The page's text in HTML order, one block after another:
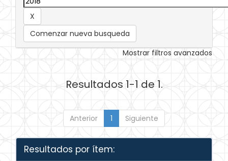
Comenzar nueva busqueda
Mostrar filtros avanzados
Resultados 1-1 de 1.
Anterior 1 Siguiente
Resultados por ítem: